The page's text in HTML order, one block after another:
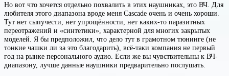
Но вот что хочется отдельно похвалить в этих наушниках, это ВЧ. Для
любителя этого диапазона вроде меня Cascade очень и очень хороши.
Тут нет сыпучести, нет упрощённости, нет каких-то паразитных
переотражений и «синтетики», характерной для многих закрытых
моделей. Я бы предположил, что дело тут в грамотном тюнинге (не
тонкие чашки ли за это благодарить), всё-таки компания не первый
год на рынке персонального аудио. Если же вы чувствительны к ВЧ-
диапазону, лучше данные наушники предварительно послушать.